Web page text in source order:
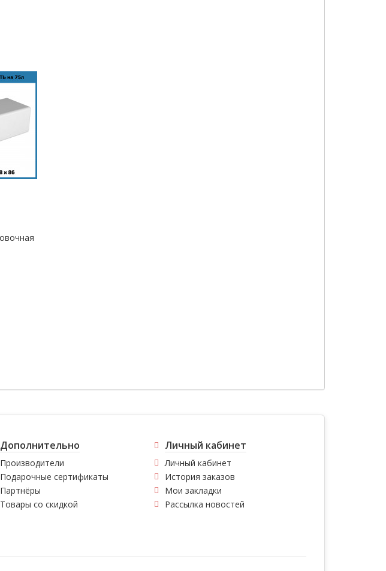
Дополнительно
Производители
Подарочные сертификаты
Партнёры
Товары со скидкой
Личный кабинет
Личный кабинет
История заказов
Мои закладки
Рассылка новостей